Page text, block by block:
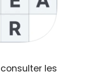
les